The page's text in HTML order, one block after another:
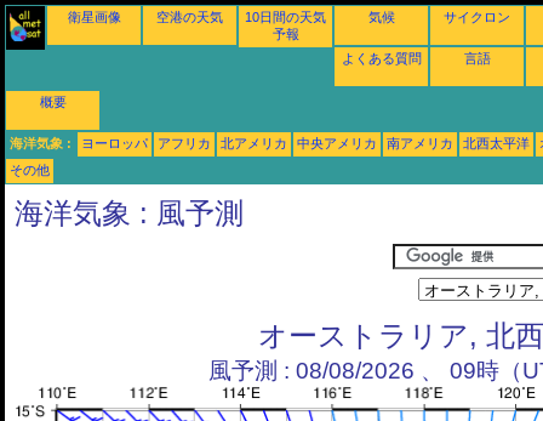
衛星画像 空港の天気
10日間の天気
予報
気候 サイクロン
よくある質問 言語
概要
海洋気象 : ヨーロッパ アフリカ 北アメリカ 中央アメリカ 南アメリカ 北西太平洋
その他
海洋気象 : 風予測
オーストラリア, 北西
風予測 : 08/08/2026 、 09時（